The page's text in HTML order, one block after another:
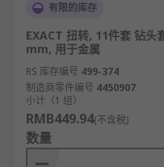
有限的库存
EXACT 扭转, 11件套 钻
mm, 用于金属
RS 库存编号 499-374
制造商零件编号 4450907
小计（1 组）
RMB449.94(不含税)
数量